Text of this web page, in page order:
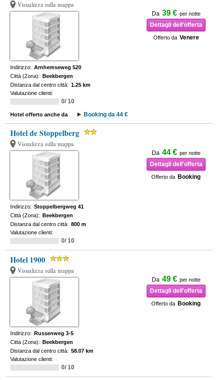
Visualizza sulla mappa
Da 39 € per notte
Dettagli dell'offerta
Offerto da Venere
Indirizzo: Arnhemseweg 520
Città (Zona): Beekbergen
Distanza dal centro città: 1.25 km
Valutazione clienti:
0/ 10
Hotel offerto anche da Booking da 44 €
Hotel de Stoppelberg
Visualizza sulla mappa
Da 44 € per notte
Dettagli dell'offerta
Offerto da Booking
Indirizzo: Stoppelbergweg 41
Città (Zona): Beekbergen
Distanza dal centro città: 800 m
Valutazione clienti:
0/ 10
Hotel 1900
Visualizza sulla mappa
Da 49 € per notte
Dettagli dell'offerta
Offerto da Booking
Indirizzo: Russenweg 3-5
Città (Zona): Beekbergen
Distanza dal centro città: 58.07 km
Valutazione clienti:
0/ 10